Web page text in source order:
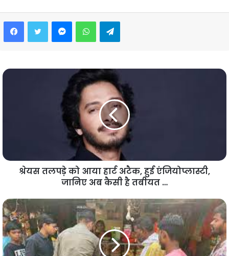
FacebookTwitter MessengerWhatsAppTelegram
श्रेयस तलपड़े को आया हार्ट अटैक, हुई एंजियोप्लास्टी,
जानिए अब कैसी है तबीयत …